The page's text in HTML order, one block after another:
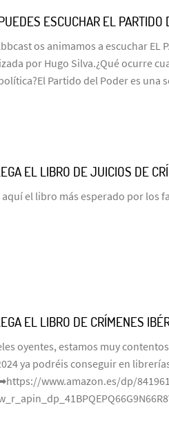
ESCUCHAR EL
os animamos a escuchar EL
por Hugo Silva.¿Qué ocurre
Partido del Poder es una
EL LIBRO DE JUICIOS DE
aquí el libro más esperado por los
EL LIBRO DE CRÍMENES
oyentes, estamos muy
ya podréis conseguir en
www.amazon.es/dp/